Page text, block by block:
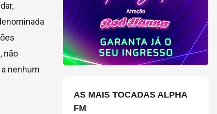
não
nenhum
AS MAIS TOCADAS ALPHA
FM